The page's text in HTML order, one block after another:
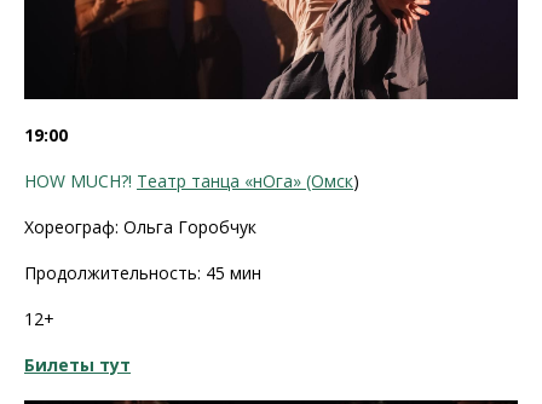
19:00
HOW MUCH?! Театр танца «нОга» (Омск)
Хореограф: Ольга Горобчук
Продолжительность: 45 мин
12+
Билеты тут